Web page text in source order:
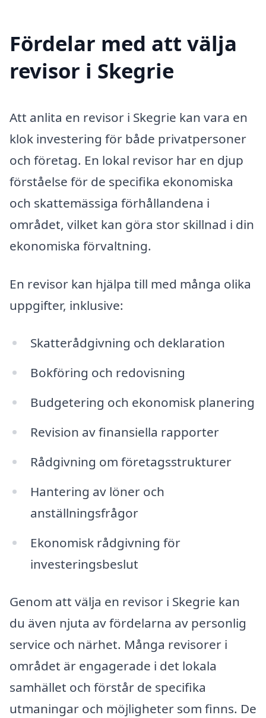
Fördelar med att välja
revisor i Skegrie
Att anlita en revisor i Skegrie kan vara en
klok investering för både privatpersoner
och företag. En lokal revisor har en djup
förståelse för de specifika ekonomiska
och skattemässiga förhållandena i
området, vilket kan göra stor skillnad i din
ekonomiska förvaltning.
En revisor kan hjälpa till med många olika
uppgifter, inklusive:
Skatterådgivning och deklaration
Bokföring och redovisning
Budgetering och ekonomisk planering
Revision av finansiella rapporter
Rådgivning om företagsstrukturer
Hantering av löner och
anställningsfrågor
Ekonomisk rådgivning för
investeringsbeslut
Genom att välja en revisor i Skegrie kan
du även njuta av fördelarna av personlig
service och närhet. Många revisorer i
området är engagerade i det lokala
samhället och förstår de specifika
utmaningar och möjligheter som finns. De